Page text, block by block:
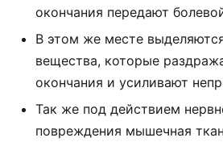
окончания передают
В этом же месте
вещества, которые
окончания и усиливают
Так же под действием
повреждения мышечная